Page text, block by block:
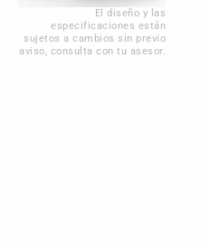
El diseño y las
especificaciones están
sujetos a cambios sin previo
aviso, consulta con tu asesor.